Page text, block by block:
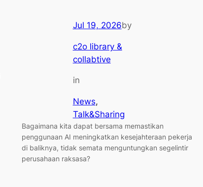
Jul 19, 2026by
c2o library &
collabtive
in
News
Talk&Sharing
Bagaimana kita dapat bersama memastikan
penggunaan AI meningkatkan kesejahteraan pekerja
di baliknya, tidak semata menguntungkan segelintir
perusahaan raksasa?